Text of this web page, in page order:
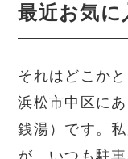
最近お気に
それはどこか
浜松市中区に
銭湯）です。
が、いつも駐